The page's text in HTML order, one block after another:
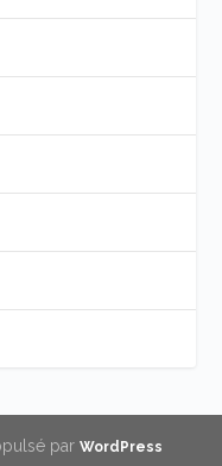
par WordPress